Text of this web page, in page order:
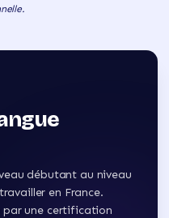
débutant au niveau
en France.
une certification